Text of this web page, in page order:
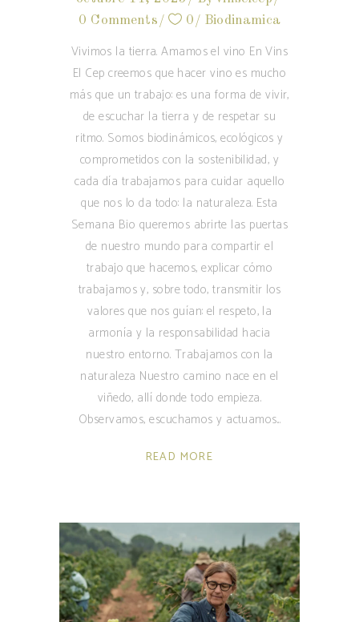
0 Comments
0 Biodinamica
Vivimos la tierra. Amamos el vino En Vins
El Cep creemos que hacer vino es mucho
más que un trabajo: es una forma de vivir,
de escuchar la tierra y de respetar su
ritmo. Somos biodinámicos, ecológicos y
comprometidos con la sostenibilidad, y
cada día trabajamos para cuidar aquello
que nos lo da todo: la naturaleza. Esta
Semana Bio queremos abrirte las puertas
de nuestro mundo para compartir el
trabajo que hacemos, explicar cómo
trabajamos y, sobre todo, transmitir los
valores que nos guían: el respeto, la
armonía y la responsabilidad hacia
nuestro entorno. Trabajamos con la
naturaleza Nuestro camino nace en el
viñedo, allí donde todo empieza.
Observamos, escuchamos y actuamos
READ MORE